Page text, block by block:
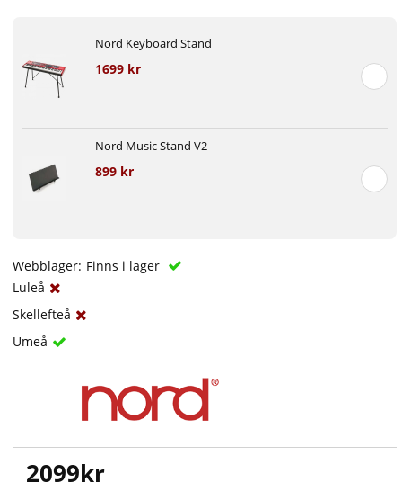
Nord Keyboard Stand
1699 kr
Nord Music Stand V2
899 kr
Webblager: Finns i lager
Luleå
Skellefteå
Umeå
2099kr